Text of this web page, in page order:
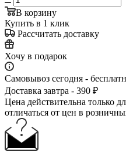
В корзину
Купить в 1 клик
Рассчитать доставку
Хочу в подарок
Самовывоз сегодня -
Доставка завтра - 390 ₽
Цена действительна только
отличаться от цен в